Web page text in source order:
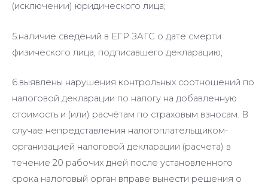
(исключении) юридического лица;
5.наличие сведений в ЕГР ЗАГС о дате смерти
физического лица, подписавшего декларацию;
6.выявлены нарушения контрольных соотношений по
налоговой декларации по налогу на добавленную
стоимость и (или) расчётам по страховым взносам. В
случае непредставления налогоплательщиком-
организацией налоговой декларации (расчета) в
течение 20 рабочих дней после установленного
срока налоговый орган вправе вынести решения о